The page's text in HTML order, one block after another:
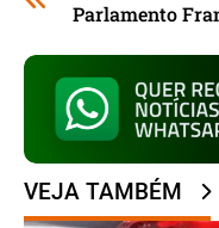
VEJA TAMBÉM